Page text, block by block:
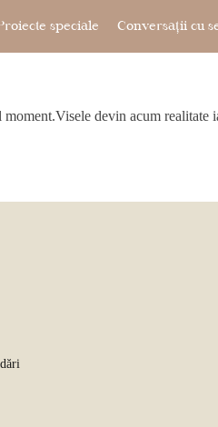
Proiecte speciale Conversații cu
devin acum realitate